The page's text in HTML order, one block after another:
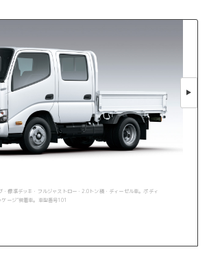
標準デッキ・フルジャストロー・2.0トン積・ディーゼル車。ボディ
ージ”装着車。車型番号101